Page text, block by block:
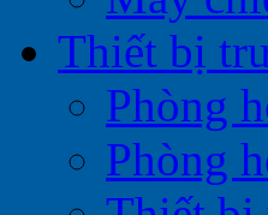
Thiết bị
Phòng
Phòng